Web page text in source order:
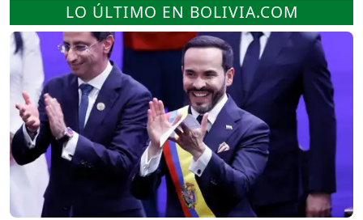
LO ÚLTIMO EN BOLIVIA.COM